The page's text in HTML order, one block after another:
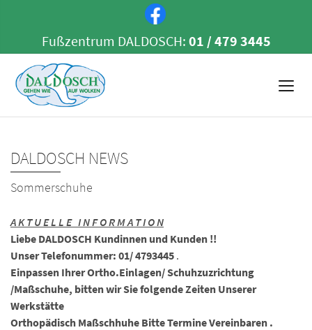
Fußzentrum DALDOSCH: 01 / 479 3445
DALDOSCH NEWS
Sommerschuhe
A K T U E L L E I N F O R M A T I O N
Liebe DALDOSCH Kundinnen und Kunden !!
Unser Telefonummer: 01/ 4793445 .
Einpassen Ihrer Ortho.Einlagen/ Schuhzuzrichtung
/Maßschuhe, bitten wir Sie folgende Zeiten Unserer
Werkstätte
Orthopädisch Maßschhuhe Bitte Termine Vereinbaren .